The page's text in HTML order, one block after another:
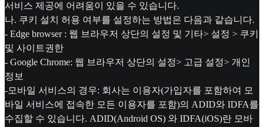
서비스 제공에 어려움이 있을 수 있습니다.
나. 쿠키 설치 허용 여부를 설정하는 방법은 다음과 같습니다.
- Edge browser : 웹 브라우저 상단의 설정 및 기타> 설정 > 쿠키
및 사이트권한
- Google Chrome: 웹 브라우저 상단의 설정> 고급 설정> 개인
정보
-모바일 서비스의 경우: 회사는 이용자(가입자를 포함하여 모
바일 서비스에 접속한 모든 이용자를 포함)의 ADID와 IDFA를
수집할 수 있습니다. ADID(Android OS) 와 IDFA(iOS)란 모바